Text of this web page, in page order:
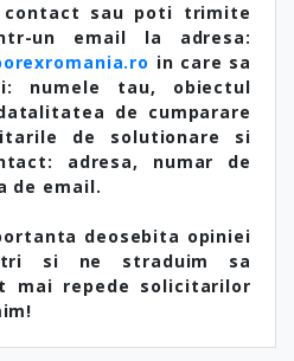
contact sau poti trimite
un email la adresa:
in care sa
numele tau, obiectul
de cumparare
de solutionare si
adresa, numar de
de email.
deosebita opiniei
si ne straduim sa
mai repede solicitarilor